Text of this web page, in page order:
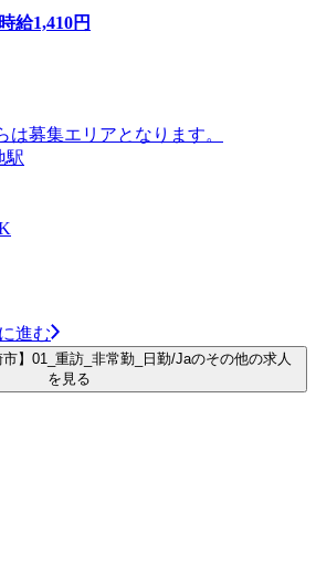
時給1,410円
募集エリアとなります。
駅
進む
】01_重訪_非常勤_日勤/Jaのその他の求人
を見る